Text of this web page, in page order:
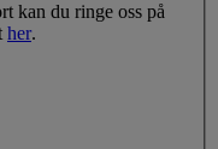
kan du ringe oss på
her.